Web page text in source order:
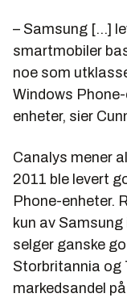
– Samsung [...]
smartmobiler
noe som
Windows
enheter, sier
Canalys mener
2011 ble levert
Phone-enheter.
kun av
selger ganske
Storbritannia og
markedsandel